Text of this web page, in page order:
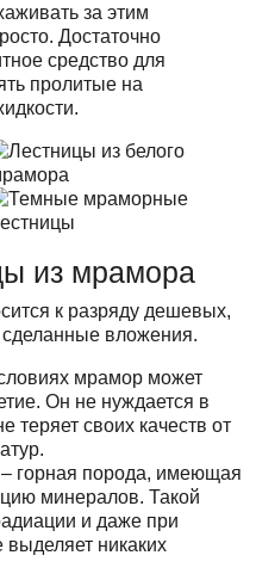
за этим
Достаточно
средство для
пролитые на
из мрамора
к разряду дешевых,
вложения.
мрамор может
Он не нуждается в
теряет своих качеств от
горная порода, имеющая
минералов. Такой
и даже при
выделяет никаких